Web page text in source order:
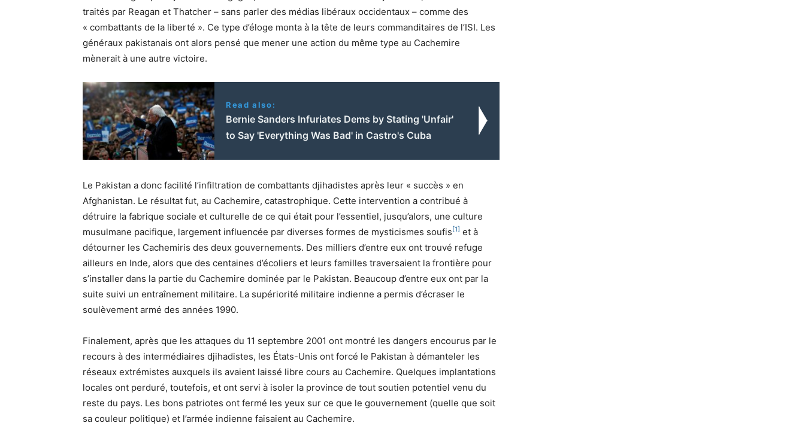
traités par Reagan et Thatcher – sans parler des médias libéraux occidentaux – comme des
« combattants de la liberté ». Ce type d’éloge monta à la tête de leurs commanditaires de l’ISI. Les
généraux pakistanais ont alors pensé que mener une action du même type au Cachemire
mènerait à une autre victoire.
Read also:
Bernie Sanders Infuriates Dems by Stating 'Unfair'
to Say 'Everything Was Bad' in Castro's Cuba
Le Pakistan a donc facilité l’infiltration de combattants djihadistes après leur « succès » en
Afghanistan. Le résultat fut, au Cachemire, catastrophique. Cette intervention a contribué à
détruire la fabrique sociale et culturelle de ce qui était pour l’essentiel, jusqu’alors, une culture
musulmane pacifique, largement influencée par diverses formes de mysticismes soufis [1] et à
détourner les Cachemiris des deux gouvernements. Des milliers d’entre eux ont trouvé refuge
ailleurs en Inde, alors que des centaines d’écoliers et leurs familles traversaient la frontière pour
s’installer dans la partie du Cachemire dominée par le Pakistan. Beaucoup d’entre eux ont par la
suite suivi un entraînement militaire. La supériorité militaire indienne a permis d’écraser le
soulèvement armé des années 1990.
Finalement, après que les attaques du 11 septembre 2001 ont montré les dangers encourus par le
recours à des intermédiaires djihadistes, les États-Unis ont forcé le Pakistan à démanteler les
réseaux extrémistes auxquels ils avaient laissé libre cours au Cachemire. Quelques implantations
locales ont perduré, toutefois, et ont servi à isoler la province de tout soutien potentiel venu du
reste du pays. Les bons patriotes ont fermé les yeux sur ce que le gouvernement (quelle que soit
sa couleur politique) et l’armée indienne faisaient au Cachemire.